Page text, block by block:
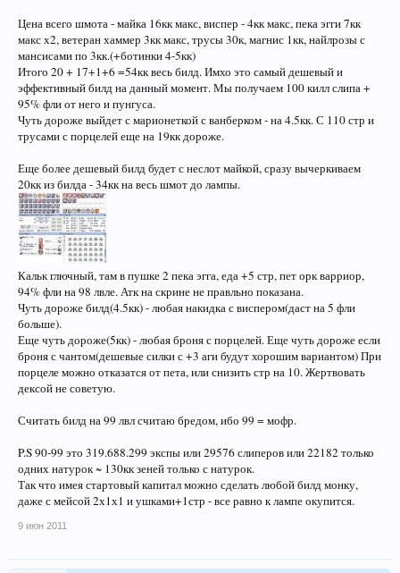
Цена всего шмота - майка 16кк макс, виспер - 4кк макс, пека эгги 7кк
макс х2, ветеран хаммер 3кк макс, трусы 30к, магнис 1кк, найлрозы с
мансисами по 3кк.(+ботинки 4-5кк)
Итого 20 + 17+1+6 =54кк весь билд. Имхо это самый дешевый и
эффективный билд на данный момент. Мы получаем 100 килл слипа +
95% фли от него и пунгуса.
Чуть дороже выйдет с марионеткой с ванберком - на 4.5кк. С 110 стр и
трусами с порцелей еще на 19кк дороже.
Еще более дешевый билд будет с неслот майкой, сразу вычеркиваем
20кк из билда - 34кк на весь шмот до лампы.
Кальк глючный, там в пушке 2 пека эгга, еда +5 стр, пет орк варриор,
94% фли на 98 лвле. Атк на скрине не правльно показана.
Чуть дороже билд(4.5кк) - любая накидка с виспером(даст на 5 фли
больше).
Еще чуть дороже(5кк) - любая броня с порцелей. Еще чуть дороже если
броня с чантом(дешевые силки с +3 аги будут хорошим вариантом) При
порцеле можно отказатся от пета, или снизить стр на 10. Жертвовать
дексой не советую.
Считать билд на 99 лвл считаю бредом, ибо 99 = мофр.
P.S 90-99 это 319.688.299 экспы или 29576 слиперов или 22182 только
одних натурок ~ 130кк зеней только с натурок.
Так что имея стартовый капитал можно сделать любой билд монку,
даже с мейсой 2х1х1 и ушками+1стр - все равно к лампе окупится.
9 июн 2011